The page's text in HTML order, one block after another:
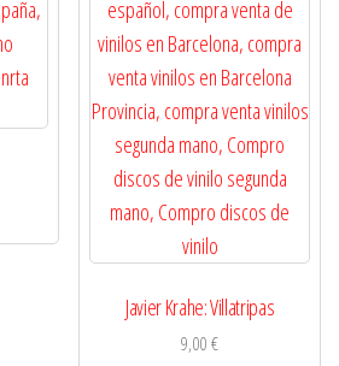
Javier Krahe: Villatripas
9,00€